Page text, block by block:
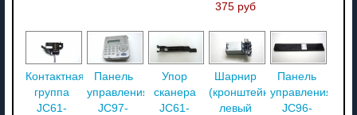
375 руб
Контактная
группа
JC61-
Панель
управления
JC97-
Упор
сканера
JC61-
Шарнир
(кронштейн)
левый
Панель
управления
JC96-